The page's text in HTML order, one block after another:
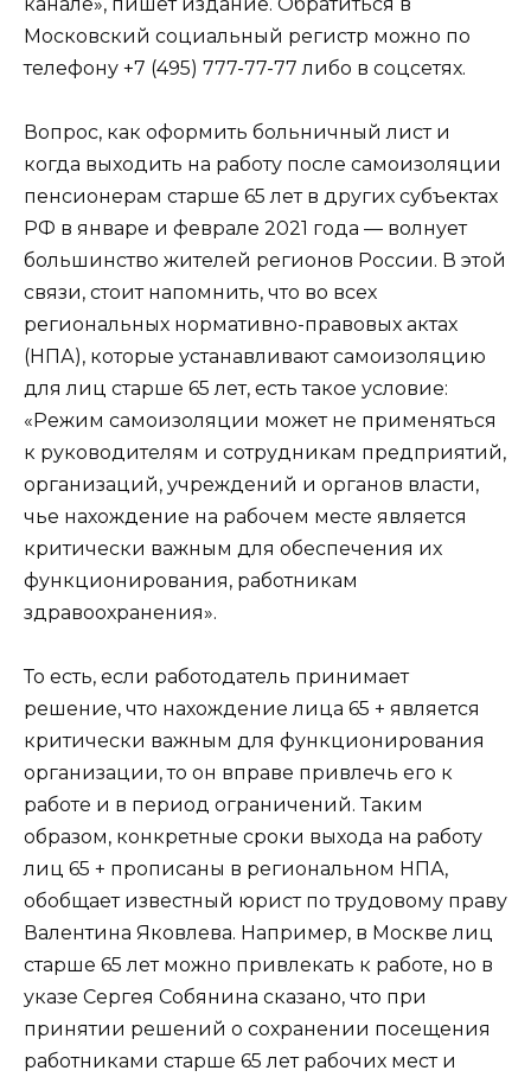
Московский социальный регистр можно по
телефону +7 (495) 777-77-77 либо в соцсетях.
Вопрос, как оформить больничный лист и
когда выходить на работу после самоизоляции
пенсионерам старше 65 лет в других субъектах
РФ в январе и феврале 2021 года — волнует
большинство жителей регионов России. В этой
связи, стоит напомнить, что во всех
региональных нормативно-правовых актах
(НПА), которые устанавливают самоизоляцию
для лиц старше 65 лет, есть такое условие:
«Режим самоизоляции может не применяться
к руководителям и сотрудникам предприятий,
организаций, учреждений и органов власти,
чье нахождение на рабочем месте является
критически важным для обеспечения их
функционирования, работникам
здравоохранения».
То есть, если работодатель принимает
решение, что нахождение лица 65 + является
критически важным для функционирования
организации, то он вправе привлечь его к
работе и в период ограничений. Таким
образом, конкретные сроки выхода на работу
лиц 65 + прописаны в региональном НПА,
обобщает известный юрист по трудовому праву
Валентина Яковлева. Например, в Москве лиц
старше 65 лет можно привлекать к работе, но в
указе Сергея Собянина сказано, что при
принятии решений о сохранении посещения
работниками старше 65 лет рабочих мест и